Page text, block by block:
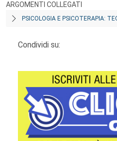
ARGOMENTI COLLEGATI
PSICOLOGIA E PSICOTERAPIA:
Condividi su: